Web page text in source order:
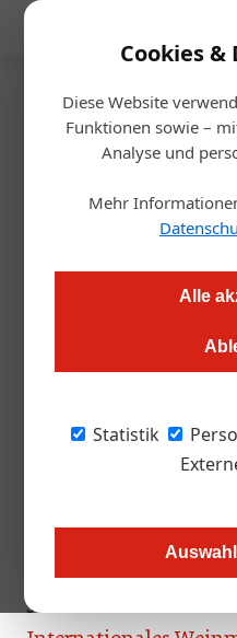
Cookies
Diese Website
Funktionen sowie –
Analyse und
Mehr
Alle
Statistik
Startseite/
Bio-Wein:
bereit, dafür mehr zu
sein? Eine neue Studie
Eine neue Studie
und Österreicher
einem Euro mehr
Anspruch bei einer
stammt aus dem